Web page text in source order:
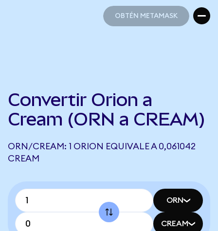
OBTÉN METAMASK
Convertir Orion a
Cream (ORN a CREAM)
ORN/CREAM: 1 ORION EQUIVALE A 0,061042
CREAM
ORN
CREAM